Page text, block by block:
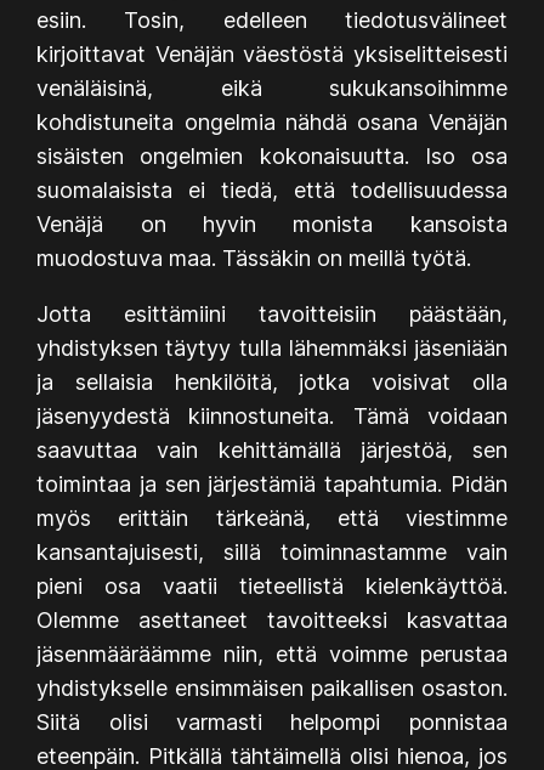
esiin. Tosin, edelleen tiedotusvälineet
kirjoittavat Venäjän väestöstä yksiselitteisesti
venäläisinä, eikä sukukansoihimme
kohdistuneita ongelmia nähdä osana Venäjän
sisäisten ongelmien kokonaisuutta. Iso osa
suomalaisista ei tiedä, että todellisuudessa
Venäjä on hyvin monista kansoista
muodostuva maa. Tässäkin on meillä työtä.
Jotta esittämiini tavoitteisiin päästään,
yhdistyksen täytyy tulla lähemmäksi jäseniään
ja sellaisia henkilöitä, jotka voisivat olla
jäsenyydestä kiinnostuneita. Tämä voidaan
saavuttaa vain kehittämällä järjestöä, sen
toimintaa ja sen järjestämiä tapahtumia. Pidän
myös erittäin tärkeänä, että viestimme
kansantajuisesti, sillä toiminnastamme vain
pieni osa vaatii tieteellistä kielenkäyttöä.
Olemme asettaneet tavoitteeksi kasvattaa
jäsenmääräämme niin, että voimme perustaa
yhdistykselle ensimmäisen paikallisen osaston.
Siitä olisi varmasti helpompi ponnistaa
eteenpäin. Pitkällä tähtäimellä olisi hienoa, jos